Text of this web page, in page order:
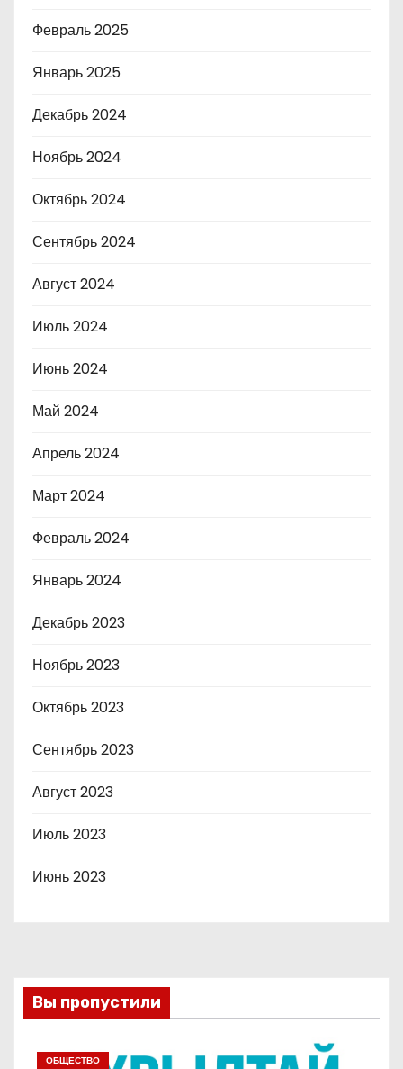
Февраль 2025
Январь 2025
Декабрь 2024
Ноябрь 2024
Октябрь 2024
Сентябрь 2024
Август 2024
Июль 2024
Июнь 2024
Май 2024
Апрель 2024
Март 2024
Февраль 2024
Январь 2024
Декабрь 2023
Ноябрь 2023
Октябрь 2023
Сентябрь 2023
Август 2023
Июль 2023
Июнь 2023
Вы пропустили
ОБЩЕСТВО